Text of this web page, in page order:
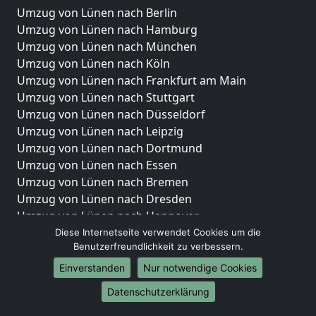
Umzug von Lünen nach Berlin
Umzug von Lünen nach Hamburg
Umzug von Lünen nach München
Umzug von Lünen nach Köln
Umzug von Lünen nach Frankfurt am Main
Umzug von Lünen nach Stuttgart
Umzug von Lünen nach Düsseldorf
Umzug von Lünen nach Leipzig
Umzug von Lünen nach Dortmund
Umzug von Lünen nach Essen
Umzug von Lünen nach Bremen
Umzug von Lünen nach Dresden
Umzug von Lünen nach Hannover
Umzug von Lünen nach Nürnberg
Umzug von Lünen nach Duisburg
Umzug von Lünen nach Bochum
Umzug von Lünen nach Wuppertal
Umzug von Lünen nach Bielefeld
Diese Internetseite verwendet Cookies um die
Benutzerfreundlichkeit zu verbessern.
Einverstanden
Nur notwendige Cookies
Datenschutzerklärung